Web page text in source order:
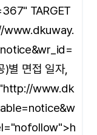
TARGET
면접 일자,
www.dk